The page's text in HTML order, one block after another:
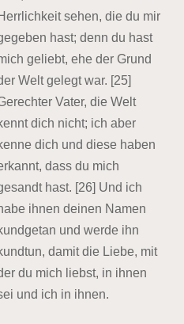
sehen, die du mir
hast; denn du hast
geliebt, ehe der Grund
Welt gelegt war. [25]
Vater, die Welt
dich nicht; ich aber
dich und diese haben
dass du mich
hast. [26] Und ich
ihnen deinen Namen
und werde ihn
damit die Liebe, mit
du mich liebst, in ihnen
und ich in ihnen.